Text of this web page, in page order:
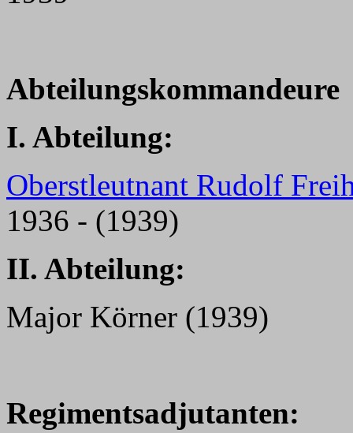
Abteilungskommandeure
I. Abteilung:
Oberstleutnant Rudolf
1936 - (1939)
II. Abteilung:
Major Körner (1939)
Regimentsadjutanten: